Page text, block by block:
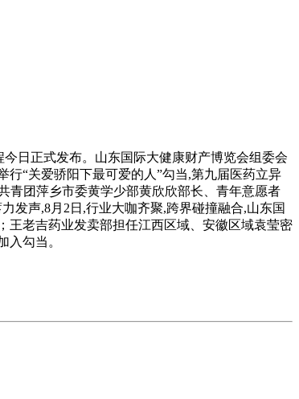
日正式发布。山东国际大健康财产博览会组委会
“关爱骄阳下最可爱的人”勾当,第九届医药立异
青团萍乡市委黄学少部黄欣欣部长、青年意愿者
发声,8月2日,行业大咖齐聚,跨界碰撞融合,山东国
王老吉药业发卖部担任江西区域、安徽区域袁莹密
入勾当。